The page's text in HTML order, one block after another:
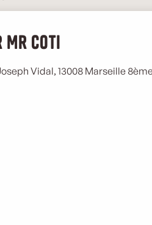
Mr Coti
Vidal, 13008 Marseille